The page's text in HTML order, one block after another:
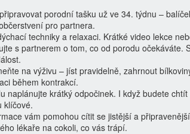
porodní tašku už ve 34. týdnu –
pro partnera.
techniky a relaxaci. Krátké video lekce
s partnerem o tom, co od porodu
na výživu – jíst pravidelně, zahrnout
během kontrakcí.
naplánujte krátký odpočinek. I když budete
klíčové.
vám pomohou cítit se jistější a
lékaře na cokoli, co vás trápí.